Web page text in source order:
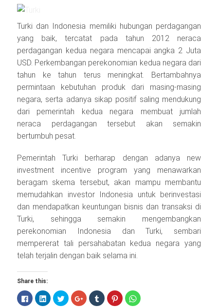
Turki dan Indonesia memiliki hubungan perdagangan
yang baik, tercatat pada tahun 2012 neraca
perdagangan kedua negara mencapai angka 2 Juta
USD. Perkembangan perekonomian kedua negara dari
tahun ke tahun terus meningkat. Bertambahnya
permintaan kebutuhan produk dari masing-masing
negara, serta adanya sikap positif saling mendukung
dari pemerintah kedua negara membuat jumlah
neraca perdagangan tersebut akan semakin
bertumbuh pesat.
Pemerintah Turki berharap dengan adanya new
investment incentive program yang menawarkan
beragam skema tersebut, akan mampu membantu
memudahkan investor Indonesia untuk berinvestasi
dan mendapatkan keuntungan bisnis dan transaksi di
Turki, sehingga semakin mengembangkan
perekonomian Indonesia dan Turki, sembari
mempererat tali persahabatan kedua negara yang
telah terjalin dengan baik selama ini.
Share this:
Click
to
Click
to
Click
to
Click
to
Click
to
Click
to
Click
to